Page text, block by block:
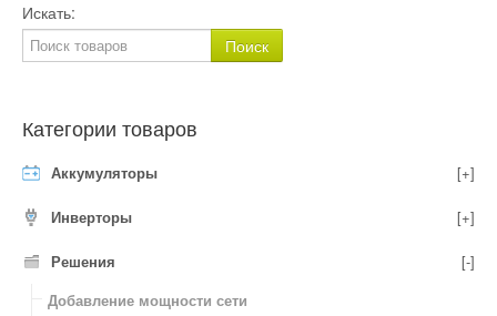
Искать:
Категории товаров
Аккумуляторы [+]
Инверторы [+]
Решения
[-]
Добавление мощности сети